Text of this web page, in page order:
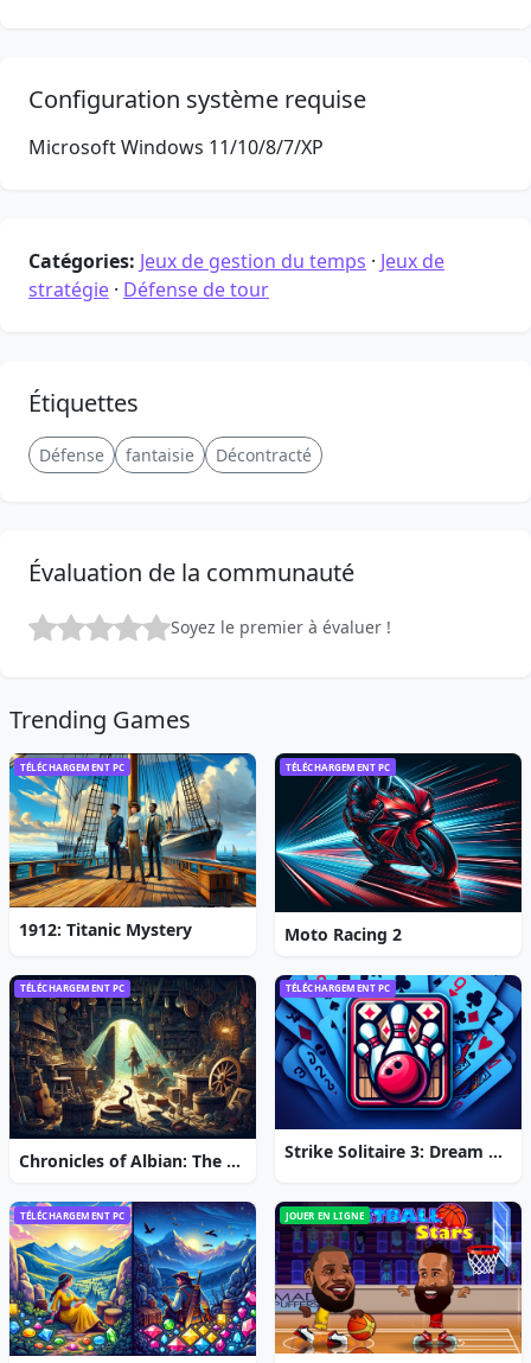
Configuration système requise
Microsoft Windows 11/10/8/7/XP
Catégories: Jeux de gestion du temps · Jeux de
stratégie · Défense de tour
Étiquettes
Défense fantaisie Décontracté
Évaluation de la communauté
Soyez le premier à évaluer !
Trending Games
TÉLÉCHARGEMENT PC
1912: Titanic Mystery
TÉLÉCHARGEMENT PC
Moto Racing 2
TÉLÉCHARGEMENT PC
Chronicles of Albian: The Magic Convention
TÉLÉCHARGEMENT PC
Strike Solitaire 3: Dream Resort
TÉLÉCHARGEMENT PC JOUER EN LIGNE